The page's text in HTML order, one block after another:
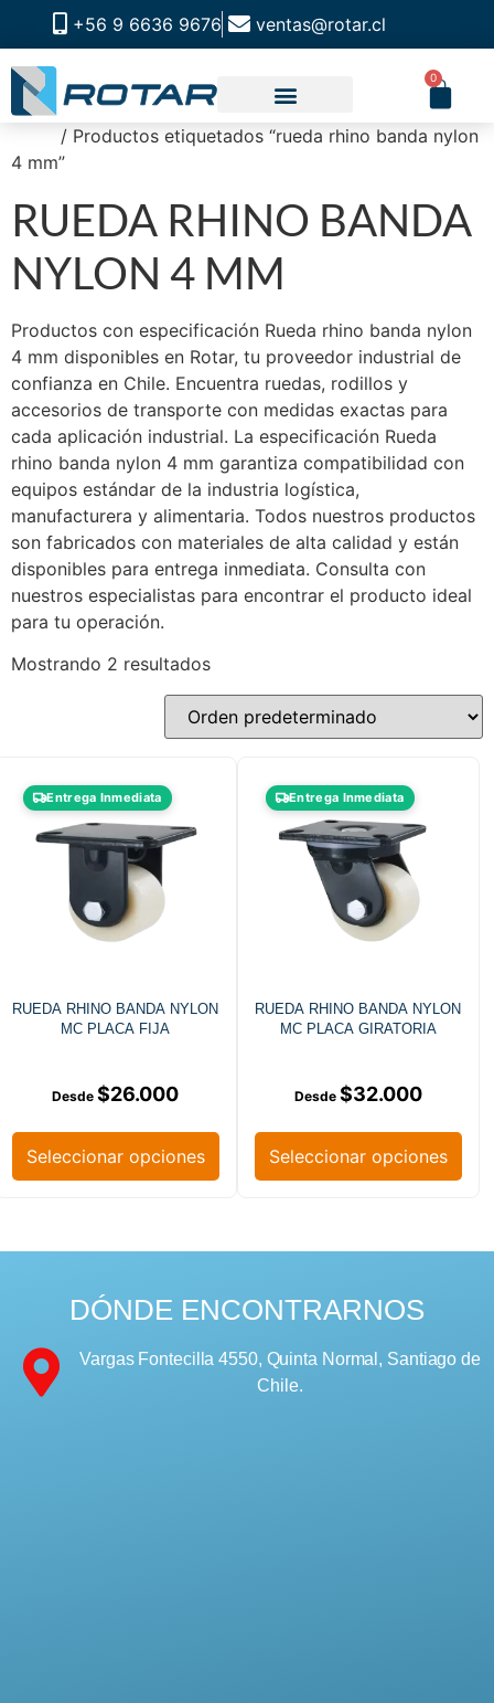
+56 9 6636 9676 ventas@rotar.cl
0
/ Productos etiquetados “rueda rhino banda nylon
4 mm”
RUEDA RHINO BANDA
NYLON 4 MM
Productos con especificación Rueda rhino banda nylon
4 mm disponibles en Rotar, tu proveedor industrial de
confianza en Chile. Encuentra ruedas, rodillos y
accesorios de transporte con medidas exactas para
cada aplicación industrial. La especificación Rueda
rhino banda nylon 4 mm garantiza compatibilidad con
equipos estándar de la industria logística,
manufacturera y alimentaria. Todos nuestros productos
son fabricados con materiales de alta calidad y están
disponibles para entrega inmediata. Consulta con
nuestros especialistas para encontrar el producto ideal
para tu operación.
Mostrando 2 resultados
Entrega Inmediata
RUEDA RHINO BANDA NYLON
MC PLACA FIJA
$26.000
Seleccionar opciones
Entrega Inmediata
RUEDA RHINO BANDA NYLON
MC PLACA GIRATORIA
$32.000
Seleccionar opciones
DÓNDE ENCONTRARNOS
Vargas Fontecilla 4550, Quinta Normal, Santiago de
Chile.